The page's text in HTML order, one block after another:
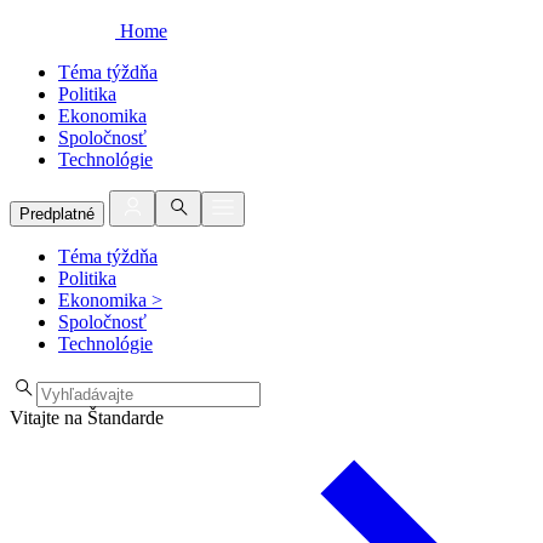
Home
Téma týždňa
Politika
Ekonomika
Spoločnosť
Technológie
Predplatné
Téma týždňa
Politika
Ekonomika >
Spoločnosť
Technológie
Vitajte na Štandarde